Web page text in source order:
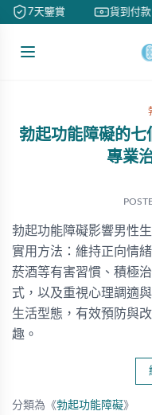
7天鑒賞 貨到付款
勃起功能障礙的
專業
勃起功能障礙影響男性
實用方法：維持正向情
菸酒等有害習慣、積極
式，以及重視心理調適
生活型態，有效預防與
趣。
分類為《勃起功能障礙》